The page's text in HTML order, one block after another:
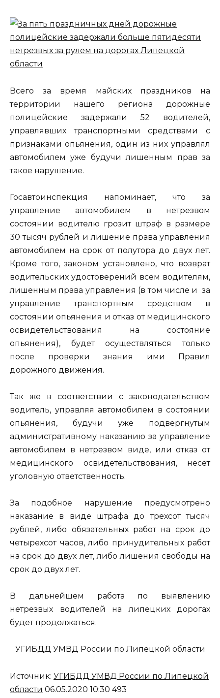
Всего за время майских праздников на
территории нашего региона дорожные
полицейские задержали 52 водителей,
управлявших транспортными средствами с
признаками опьянения, один из них управлял
автомобилем уже будучи лишенным прав за
такое нарушение.
Госавтоинспекция напоминает, что за
управление автомобилем в нетрезвом
состоянии водителю грозит штраф в размере
30 тысяч рублей и лишение права управления
автомобилем на срок от полутора до двух лет.
Кроме того, законом установлено, что возврат
водительских удостоверений всем водителям,
лишенным права управления (в том числе и за
управление транспортным средством в
состоянии опьянения и отказ от медицинского
освидетельствования на состояние
опьянения), будет осуществляться только
после проверки знания ими Правил
дорожного движения.
Так же в соответствии с законодательством
водитель, управляя автомобилем в состоянии
опьянения, будучи уже подвергнутым
административному наказанию за управление
автомобилем в нетрезвом виде, или отказ от
медицинского освидетельствования, несет
уголовную ответственность.
За подобное нарушение предусмотрено
наказание в виде штрафа до трехсот тысяч
рублей, либо обязательных работ на срок до
четырехсот часов, либо принудительных работ
на срок до двух лет, либо лишения свободы на
срок до двух лет.
В дальнейшем работа по выявлению
нетрезвых водителей на липецких дорогах
будет продолжаться.
УГИБДД УМВД России по Липецкой области
Источник: УГИБДД УМВД России по Липецкой
области 06.05.2020 10:30 493